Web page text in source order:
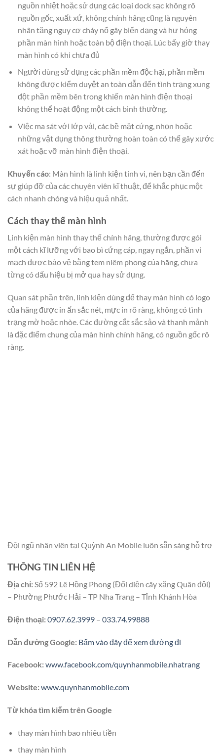
nguồn nhiệt hoặc sử dụng các loại dock sạc không rõ
nguồn gốc, xuất xứ, không chính hãng cũng là nguyên
nhân tăng nguy cơ cháy nổ gây biến dạng và hư hỏng
phần màn hình hoặc toàn bộ điện thoại. Lúc bấy giờ thay
màn hình có khi chưa đủ
Người dùng sử dụng các phần mềm độc hại, phần mềm
không được kiểm duyệt an toàn dẫn đến tình trạng xung
đột phần mềm bên trong khiến màn hình điện thoại
không thể hoạt động một cách bình thường.
Việc ma sát với lớp vải, các bề mặt cứng, nhọn hoặc
những vật dụng thông thường hoàn toàn có thể gây xước
xát hoặc vỡ màn hình điện thoại.
Khuyến cáo: Màn hình là linh kiện tinh vi, nên bạn cần đến
sự giúp đỡ của các chuyên viên kĩ thuật, để khắc phục một
cách nhanh chóng và hiệu quả nhất.
Cách thay thế màn hình
Linh kiện màn hình thay thế chính hãng, thường được gói
một cách kĩ lưỡng với bao bì cứng cáp, ngay ngắn, phần vi
mạch được bảo vệ bằng tem niêm phong của hãng, chưa
từng có dấu hiệu bị mở qua hay sử dụng.
Quan sát phần trên, linh kiện dùng để thay màn hình có logo
của hãng được in ấn sắc nét, mực in rõ ràng, không có tình
trạng mờ hoặc nhòe. Các đường cắt sắc sảo và thanh mảnh
là đặc điểm chung của màn hình chính hãng, có nguồn gốc rõ
ràng.
Đội ngũ nhân viên tại Quỳnh An Mobile luôn sẵn sàng hỗ trợ
THÔNG TIN LIÊN HỆ
Địa chỉ:Số 592 Lê Hồng Phong (Đối diện cây xăng Quân đội)
– Phường Phước Hải – TP Nha Trang – Tỉnh Khánh Hòa
Điện thoại:0907.62.3999 – 033.74.99888
Dẫn đường Google: Bấm vào đây để xem đường đi
Facebook:www.facebook.com/quynhanmobile.nhatrang
Website:www.quynhanmobile.com
Từ khóa tìm kiếm trên Google
thay màn hình bao nhiêu tiền
thay màn hình